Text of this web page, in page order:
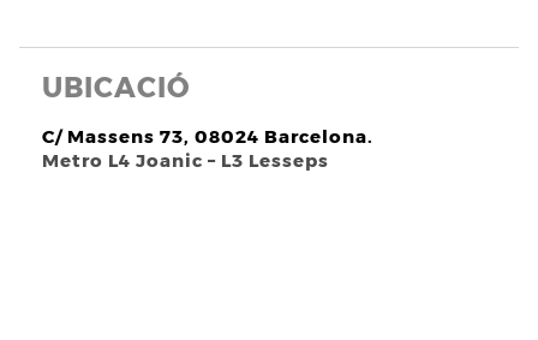
UBICACIÓ
C/ Massens 73, 08024 Barcelona.
Metro L4 Joanic – L3 Lesseps